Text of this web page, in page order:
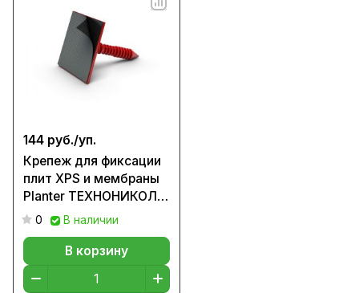
144 руб./уп.
Крепеж для фиксации
плит XPS и мембраны
Planter ТЕХНОНИКОЛЬ
№01
0 В наличии
В корзину